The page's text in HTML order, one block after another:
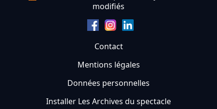
modifiés
Contact
Mentions légales
Données personnelles
Installer Les Archives du spectacle